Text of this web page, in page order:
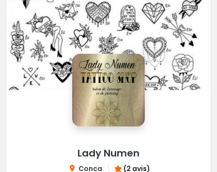
Lady Numen
Conca (2 avis)